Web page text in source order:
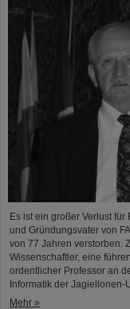
Es ist ein großer Verlust
und Gründungsvater von
von 77 Jahren verstorben.
Wissenschaftler, eine
ordentlicher Professor an
Informatik der
Mehr »